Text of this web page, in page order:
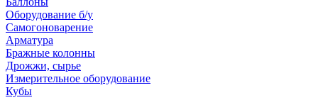
Оборудование б/у
Самогоноварение
Арматура
Бражные колонны
Дрожжи, сырье
Измерительное оборудование
Кубы